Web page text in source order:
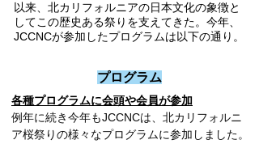
以来、北カリフォルニアの日本文化の象徴と
してこの歴史ある祭りを支えてきた。今年、
JCCNCが参加したプログラムは以下の通り。
プログラム
各種プログラムに会頭や会員が参加
例年に続き今年もJCCNCは、北カリフォルニ
ア桜祭りの様々なプログラムに参加しました。